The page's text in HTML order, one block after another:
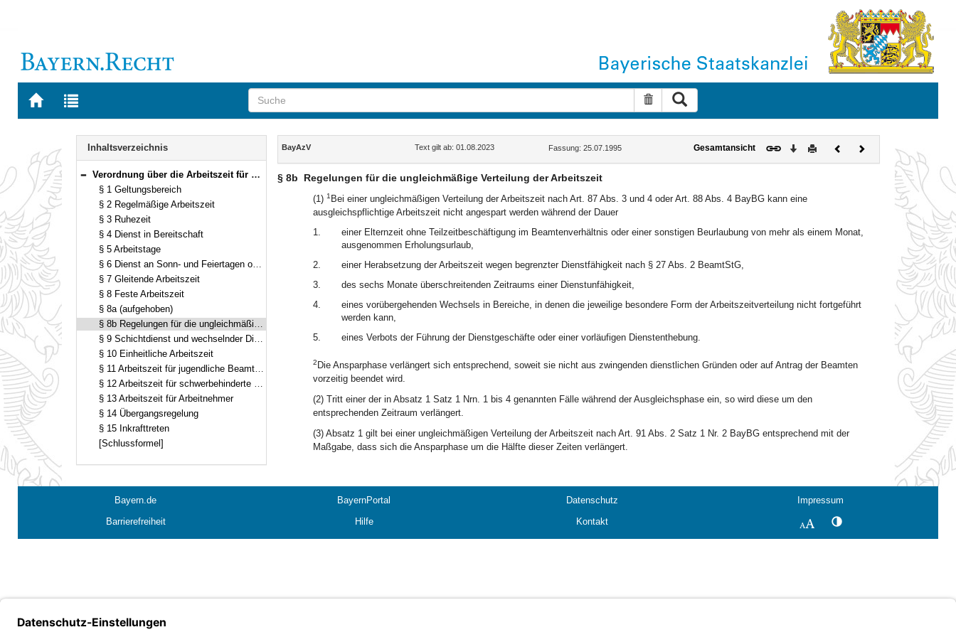
Zur
BAYERN.RECHT
Zur
letzten
Suche zurücksetzen
Navigation
Inhaltsverzeichnis
Bereich reduzieren
Verordnung über die Arbeitszeit für den bayerischen öffentlichen Dienst (Bayerische Arbeitszeitverordnung – BayAzV) Vom 25. Juli 1995 (GVBl. S. 409) BayRS 2030-2-20-F (§§ 1–15)
§ 1 Geltungsbereich
§ 2 Regelmäßige Arbeitszeit
§ 3 Ruhezeit
§ 4 Dienst in Bereitschaft
§ 5 Arbeitstage
§ 6 Dienst an Sonn- und Feiertagen oder zu dienstfreien Zeiten
§ 7 Gleitende Arbeitszeit
§ 8 Feste Arbeitszeit
§ 8a (aufgehoben)
§ 8b Regelungen für die ungleichmäßige Verteilung der Arbeitszeit
§ 9 Schichtdienst und wechselnder Dienst
§ 10 Einheitliche Arbeitszeit
§ 11 Arbeitszeit für jugendliche Beamte und Dienstanfänger
§ 12 Arbeitszeit für schwerbehinderte Beamte
§ 13 Arbeitszeit für Arbeitnehmer
§ 14 Übergangsregelung
§ 15 Inkrafttreten
[Schlussformel]
Inhalt
BayAzV Text gilt ab: 01.08.2023 Fassung: 25.07.1995 Gesamtansicht Download
DruckenVorherigesNächstes
Dokument
§ 8b Regelungen für die ungleichmäßige Verteilung der Arbeitszeit
(1) 1 Bei einer ungleichmäßigen Verteilung der Arbeitszeit nach Art. 87 Abs. 3 und 4 oder Art. 88 Abs. 4 BayBG kann eine
ausgleichspflichtige Arbeitszeit nicht angespart werden während der Dauer
1.
einer Elternzeit ohne Teilzeitbeschäftigung im Beamtenverhältnis oder einer sonstigen Beurlaubung von mehr als einem Monat,
ausgenommen Erholungsurlaub,
2.
einer Herabsetzung der Arbeitszeit wegen begrenzter Dienstfähigkeit nach § 27 Abs. 2 BeamtStG,
3.
des sechs Monate überschreitenden Zeitraums einer Dienstunfähigkeit,
4.
eines vorübergehenden Wechsels in Bereiche, in denen die jeweilige besondere Form der Arbeitszeitverteilung nicht fortgeführt
werden kann,
5.
eines Verbots der Führung der Dienstgeschäfte oder einer vorläufigen Dienstenthebung.
2 Die Ansparphase verlängert sich entsprechend, soweit sie nicht aus zwingenden dienstlichen Gründen oder auf Antrag der Beamten
vorzeitig beendet wird.
(2) Tritt einer der in Absatz 1 Satz 1 Nrn. 1 bis 4 genannten Fälle während der Ausgleichsphase ein, so wird diese um den
entsprechenden Zeitraum verlängert.
(3) Absatz 1 gilt bei einer ungleichmäßigen Verteilung der Arbeitszeit nach Art. 91 Abs. 2 Satz 1 Nr. 2 BayBG entsprechend mit der
Maßgabe, dass sich die Ansparphase um die Hälfte dieser Zeiten verlängert.
Bayern.de BayernPortal Datenschutz
Impressum
Barrierefreiheit
Hilfe Kontakt SchriftgrößeKontrastwechsel